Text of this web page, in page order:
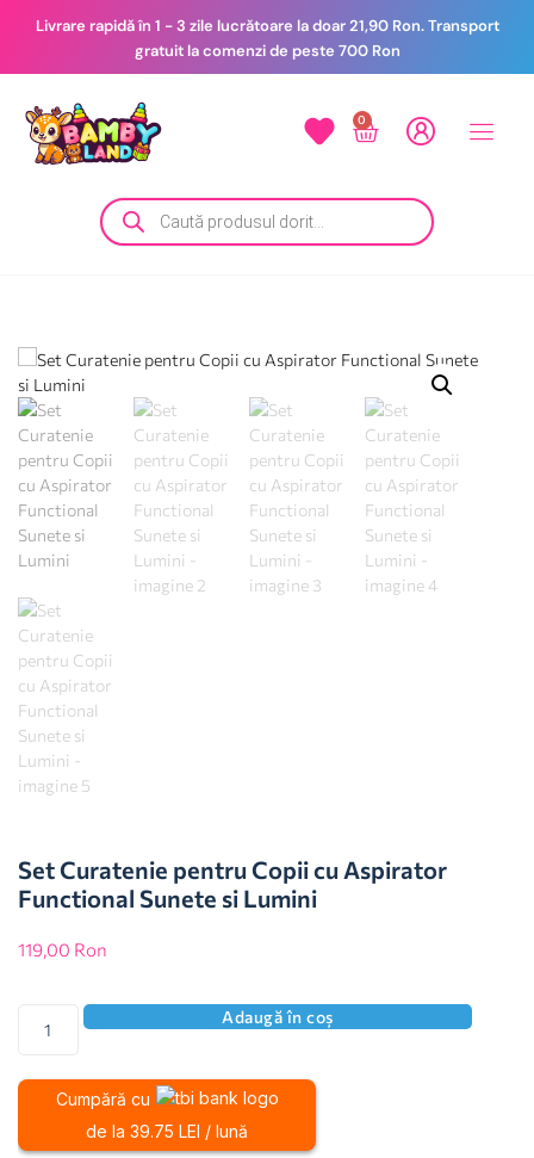
Livrare rapidă în 1 - 3 zile lucrătoare la doar 21,90 Ron. Transport
gratuit la comenzi de peste 700 Ron
0
Set Curatenie pentru Copii cu Aspirator
Functional Sunete si Lumini
119,00 Ron
Adaugă în coș
Cumpără cu
de la 39.75 LEI / lună